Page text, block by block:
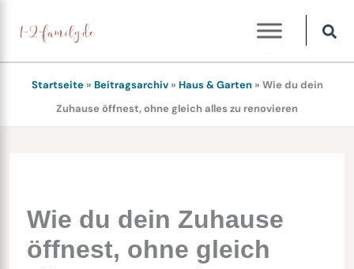
Inhalt
springen
Startseite» Beitragsarchiv» Haus & Garten» Wie du dein
Zuhause öffnest, ohne gleich alles zu renovieren
Wie du dein Zuhause
öffnest, ohne gleich